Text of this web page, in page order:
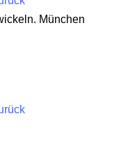
München